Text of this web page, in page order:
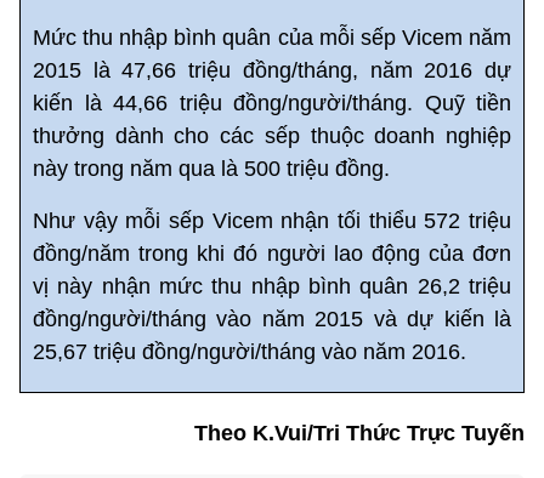
Mức thu nhập bình quân của mỗi sếp Vicem năm
2015 là 47,66 triệu đồng/tháng, năm 2016 dự
kiến là 44,66 triệu đồng/người/tháng. Quỹ tiền
thưởng dành cho các sếp thuộc doanh nghiệp
này trong năm qua là 500 triệu đồng.
Như vậy mỗi sếp Vicem nhận tối thiểu 572 triệu
đồng/năm trong khi đó người lao động của đơn
vị này nhận mức thu nhập bình quân 26,2 triệu
đồng/người/tháng vào năm 2015 và dự kiến là
25,67 triệu đồng/người/tháng vào năm 2016.
Theo K.Vui/Tri Thức Trực Tuyến